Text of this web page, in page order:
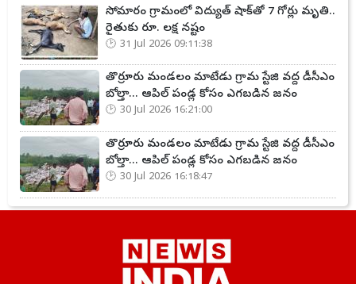
సోమారం గ్రామంలో విద్యుత్ షాక్‌తో 7 గోర్లు మృతి..
రైతుకు రూ. లక్ష నష్టం
31 Jul 2026 09:11:38
తొర్రూరు మండలం మాటేడు గ్రామ స్టేజి వద్ద డీసీఎం
బోల్తా... ఆపిల్ పండ్ల కోసం ఎగబడిన జనం
30 Jul 2026 16:21:00
తొర్రూరు మండలం మాటేడు గ్రామ స్టేజి వద్ద డీసీఎం
బోల్తా... ఆపిల్ పండ్ల కోసం ఎగబడిన జనం
30 Jul 2026 16:18:47